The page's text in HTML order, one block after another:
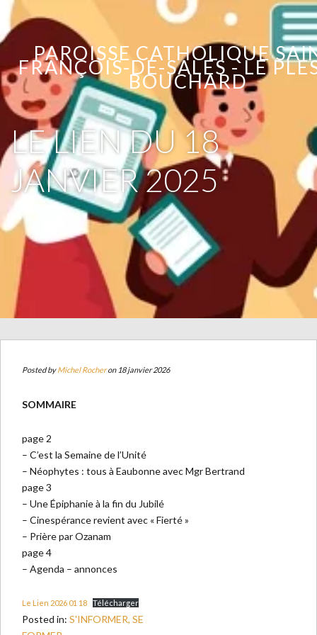
PAROISSE CATHOLIQUE
FRANÇOIS-DE-SALES - LE
BOUCHARD
LE LIEN DU 18
JANVIER 2025
Posted byMichel Rocheron 18 janvier 2026
SOMMAIRE
page 2
– C’est la Semaine de l’Unité
– Néophytes : tous à Eaubonne avec Mgr Bertrand
page 3
– Une Épiphanie à la fin du Jubilé
– Cinespérance revient avec « Fierté »
– Prière par Ozanam
page 4
– Agenda – annonces
Le Lien 2026 01 18 Télécharger
Posted in: S'INFORMER, SE